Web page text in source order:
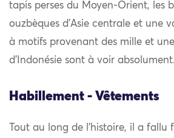
tapis perses du Moyen-Orient, les
ouzbèques d’Asie centrale et une
à motifs provenant des mille et
d’Indonésie sont à voir absolument.
Habillement - Vêtements
Tout au long de l’histoire, il a fallu